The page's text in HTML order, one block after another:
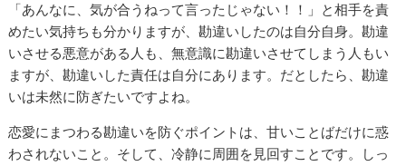
「あんなに、気が合うねって言ったじゃない！！」と相手を責
めたい気持ちも分かりますが、勘違いしたのは自分自身。勘違
いさせる悪意がある人も、無意識に勘違いさせてしまう人もい
ますが、勘違いした責任は自分にあります。だとしたら、勘違
いは未然に防ぎたいですよね。
恋愛にまつわる勘違いを防ぐポイントは、甘いことばだけに惑
わされないこと。そして、冷静に周囲を見回すことです。しっ